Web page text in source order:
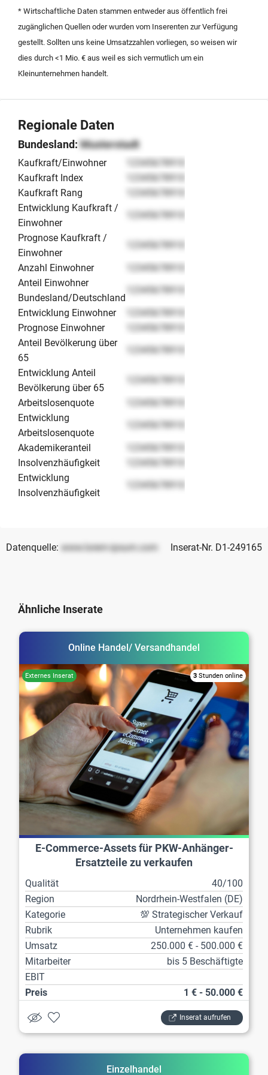
aufzunehmen. Die Übergabe erfolgt nach individueller
Absprache.
* Wirtschaftliche Daten stammen entweder aus öffentlich frei
zugänglichen Quellen oder wurden vom Inserenten zur Verfügung
gestellt. Sollten uns keine Umsatzzahlen vorliegen, so weisen wir
dies durch <1 Mio. € aus weil es sich vermutlich um ein
Kleinunternehmen handelt.
Regionale Daten
Bundesland:Musterstadt
Kaufkraft/Einwohner
12345678910
Kaufkraft Index
12345678910
Kaufkraft Rang
12345678910
Entwicklung Kaufkraft /
Einwohner
12345678910
Prognose Kaufkraft /
Einwohner
12345678910
Anzahl Einwohner
12345678910
Anteil Einwohner
Bundesland/Deutschland
12345678910
Entwicklung Einwohner
12345678910
Prognose Einwohner
12345678910
Anteil Bevölkerung über
65
12345678910
Entwicklung Anteil
Bevölkerung über 65
12345678910
Arbeitslosenquote
12345678910
Entwicklung
Arbeitslosenquote
12345678910
Akademikeranteil
12345678910
Insolvenzhäufigkeit
12345678910
Entwicklung
Insolvenzhäufigkeit
12345678910
Datenquelle: www.lorem-ipsum.com Inserat-Nr. D1-249165
Ähnliche Inserate
Online Handel/ Versandhandel
3 Stunden online
E-Commerce-Assets für PKW-Anhänger-
Ersatzteile zu verkaufen
Qualität
40/100
Region
Nordrhein-Westfalen (DE)
Kategorie
💯 Strategischer Verkauf
Rubrik
Unternehmen kaufen
Umsatz
250.000 € - 500.000 €
Mitarbeiter
bis 5 Beschäftigte
EBIT
Preis
1 € - 50.000 €
Inserat aufrufen
Einzelhandel